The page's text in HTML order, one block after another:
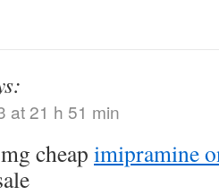
at 21 h 51 min
cheap imipramine